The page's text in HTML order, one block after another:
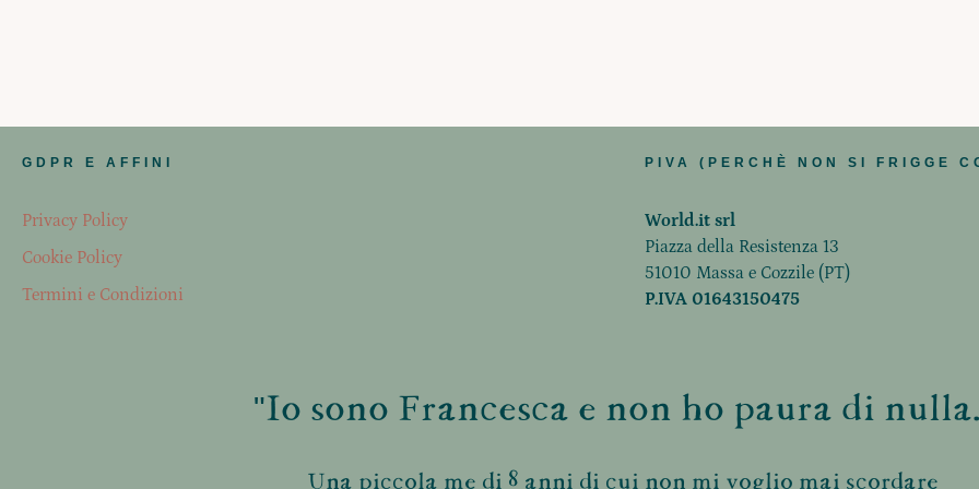
GDPR E AFFINI
Privacy Policy
Cookie Policy
Termini e Condizioni
PIVA (PERCHÈ NON SI FRIGGE
World.it srl
Piazza della Resistenza 13
51010 Massa e Cozzile (PT)
P.IVA 01643150475
"Io sono Francesca e non ho paura di
Una piccola me di 8 anni di cui non mi voglio mai scordare